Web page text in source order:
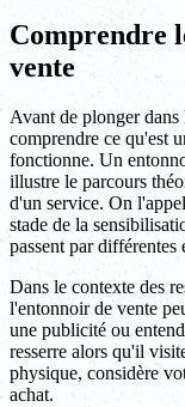
Comprendre
vente
Avant de plonger dans
comprendre ce qu'est
fonctionne. Un
illustre le parcours
d'un service. On
stade de la
passent par différentes
Dans le contexte des
l'entonnoir de vente
une publicité ou
resserre alors qu'il
physique, considère
achat.